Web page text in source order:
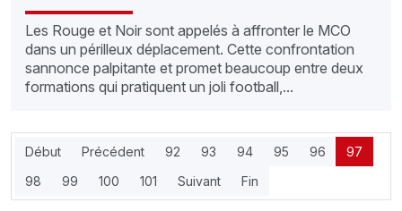
Les Rouge et Noir sont appelés à affronter le MCO
dans un périlleux déplacement. Cette confrontation
sannonce palpitante et promet beaucoup entre deux
formations qui pratiquent un joli football,...
Début Précédent 92 93 94 95 96
97
98
99 100 101 Suivant Fin